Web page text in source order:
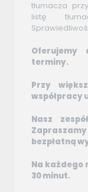
tłumacza
listę
Oferujemy
terminy.
Przy
współpracy
Nasz
bezpłatną
Na każdego
30 minut.